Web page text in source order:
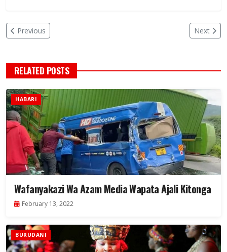
Previous Next
RELATED POSTS
HABARI
Wafanyakazi Wa Azam Media Wapata Ajali Kitonga
February 13, 2022
BURUDANI